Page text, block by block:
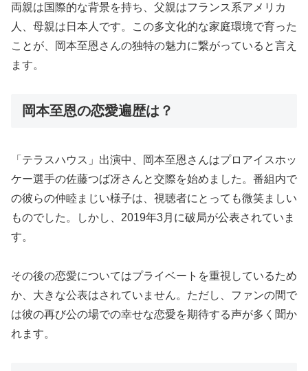
両親は国際的な背景を持ち、父親はフランス系アメリカ
人、母親は日本人です。この多文化的な家庭環境で育った
ことが、岡本至恩さんの独特の魅力に繋がっていると言え
ます。
岡本至恩の恋愛遍歴は？
「テラスハウス」出演中、岡本至恩さんはプロアイスホッ
ケー選手の佐藤つば冴さんと交際を始めました。番組内で
の彼らの仲睦まじい様子は、視聴者にとっても微笑ましい
ものでした。しかし、2019年3月に破局が公表されていま
す。
その後の恋愛についてはプライベートを重視しているため
か、大きな公表はされていません。ただし、ファンの間で
は彼の再び公の場での幸せな恋愛を期待する声が多く聞か
れます。